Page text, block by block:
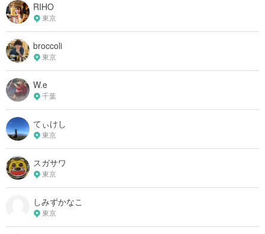
RIHO
東京
broccoli
東京
W.e
千葉
てぃけし
東京
スガサワ
東京
しみずかなこ
東京